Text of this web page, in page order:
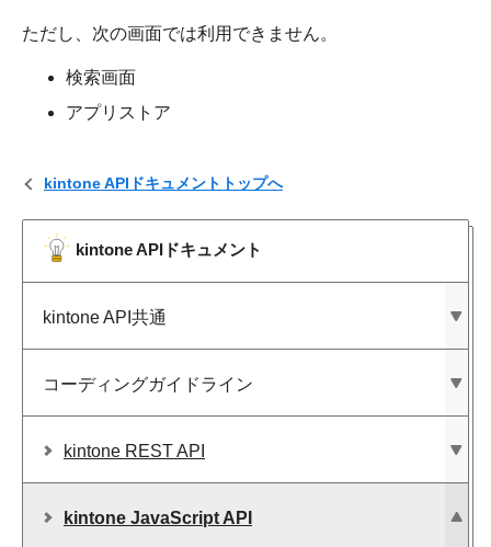
kintone APIドキュメントトップへ
kintone APIドキュメント
kintone API共通
コーディングガイドライン
kintone REST API
kintone JavaScript API
ただし、次の画面では利用できません。
検索画面
アプリストア